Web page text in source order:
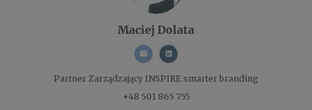
Maciej Dolata
Partner Zarządzający INSPIRE smarter branding
+48 501 865 755